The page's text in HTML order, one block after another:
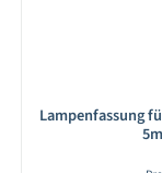
Lampenfassung